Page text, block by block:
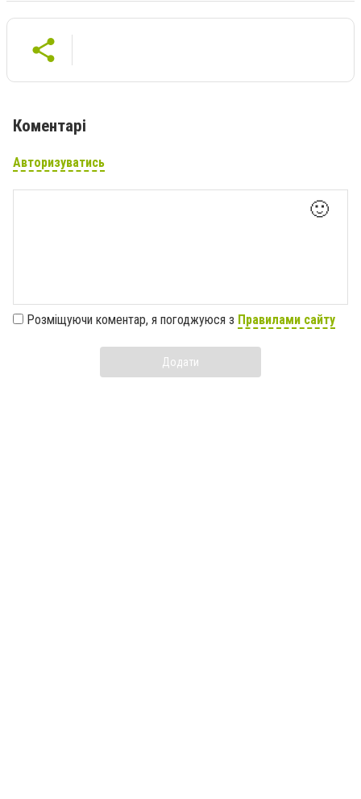
Коментарі
Авторизуватись
🙂
Розміщуючи коментар, я погоджуюся з Правилами сайту
Додати